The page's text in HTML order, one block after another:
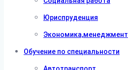
Юриспруденция
Экономика,менеджмент
Обучение по специальности